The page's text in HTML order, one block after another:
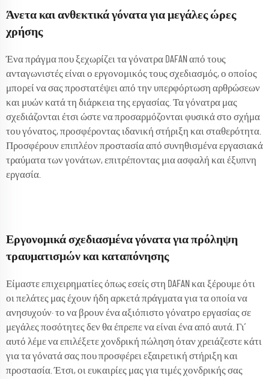
Άνετα και ανθεκτικά γόνατα για μεγάλες ώρες
χρήσης
Ένα πράγμα που ξεχωρίζει τα γόνατρα DAFAN από τους
ανταγωνιστές είναι ο εργονομικός τους σχεδιασμός, ο οποίος
μπορεί να σας προστατέψει από την υπερφόρτωση αρθρώσεων
και μυών κατά τη διάρκεια της εργασίας. Τα γόνατρα μας
σχεδιάζονται έτσι ώστε να προσαρμόζονται φυσικά στο σχήμα
του γόνατος, προσφέροντας ιδανική στήριξη και σταθερότητα.
Προσφέρουν επιπλέον προστασία από συνηθισμένα εργασιακά
τραύματα των γονάτων, επιτρέποντας μια ασφαλή και έξυπνη
εργασία.
Εργονομικά σχεδιασμένα γόνατα για πρόληψη
τραυματισμών και καταπόνησης
Είμαστε επιχειρηματίες όπως εσείς στη DAFAN και ξέρουμε ότι
οι πελάτες μας έχουν ήδη αρκετά πράγματα για τα οποία να
ανησυχούν· το να βρουν ένα αξιόπιστο γόνατρο εργασίας σε
μεγάλες ποσότητες δεν θα έπρεπε να είναι ένα από αυτά. Γι’
αυτό λέμε να επιλέξετε χονδρική πώληση όταν χρειάζεστε κάτι
για τα γόνατά σας που προσφέρει εξαιρετική στήριξη και
προστασία. Έτσι, οι ευκαιρίες μας για τιμές χονδρικής σας